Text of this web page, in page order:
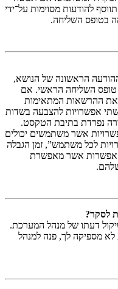
להודעות מסוימות על־ידי
בטופס השליחה.
הראשונה של הנושא,
טופס השליחה הראשי. אם
את ההרשאות המתאימות
אפשרויות להצבעה בשדות
נפרדת בתיבת הטקסט.
אשר משתמשים יכולים
לכל משתמש”, זמן הגבלה
ולבסוף האפשרות אשר מאפשרת
לסקר?
דעתו של מנהל המערכת.
מספיקה לך, פנה למנהל